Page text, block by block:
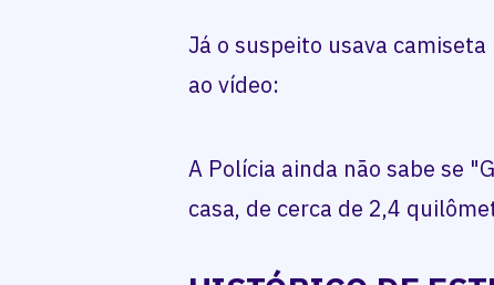
Já o suspeito usava
ao vídeo:
A Polícia ainda não sabe se
casa, de cerca de 2,4